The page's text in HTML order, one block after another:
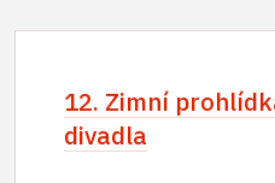
12. Zimní
divadla